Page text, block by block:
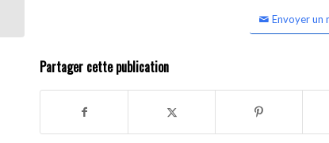
Envoyer un
Partager cette publication